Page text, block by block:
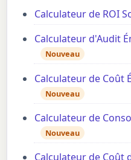
Calculateur de ROI
Calculateur d'Audit
Nouveau
Calculateur de Coût
Nouveau
Calculateur de
Nouveau
Calculateur de Coût